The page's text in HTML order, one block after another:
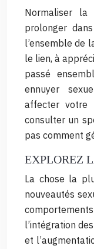
Normaliser
prolonger
l’ensemble de
le lien, à
passé
ennuyer
affecter votre
consulter un
pas comment
EXPLOREZ
La chose la
nouveautés
l’intégration
et